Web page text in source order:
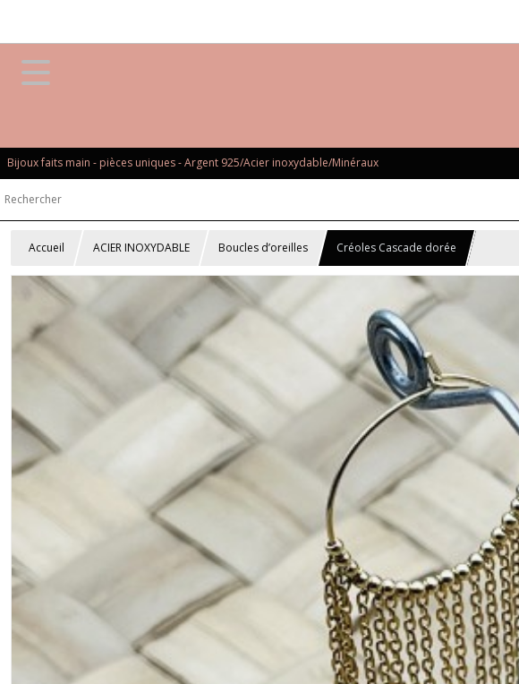
Bijoux faits main - pièces uniques - Argent 925/Acier inoxydable/Minéraux
Accueil ACIER INOXYDABLE Boucles d’oreilles Créoles Cascade dorée